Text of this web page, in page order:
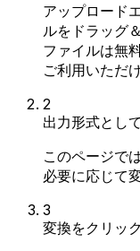
アップロード
ルをドラッグ
ファイルは無
ご利用いただ
2
出力形式とし
このページで
必要に応じて
3
変換をクリック